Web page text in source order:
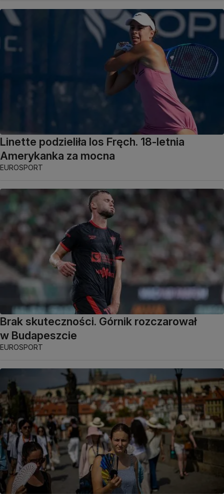
Linette podzieliła los Fręch. 18-letnia
Amerykanka za mocna
EUROSPORT
Brak skuteczności. Górnik rozczarował
w Budapeszcie
EUROSPORT